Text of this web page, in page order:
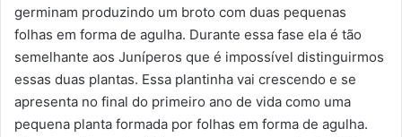
germinam produzindo um broto com duas pequenas
folhas em forma de agulha. Durante essa fase ela é tão
semelhante aos Juníperos que é impossível distinguirmos
essas duas plantas. Essa plantinha vai crescendo e se
apresenta no final do primeiro ano de vida como uma
pequena planta formada por folhas em forma de agulha.